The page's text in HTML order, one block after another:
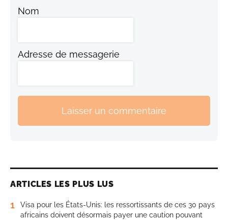
Nom
Adresse de messagerie
Laisser un commentaire
ARTICLES LES PLUS LUS
1
Visa pour les États-Unis: les ressortissants de ces 30 pays
africains doivent désormais payer une caution pouvant